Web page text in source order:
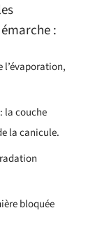
:
: la couche
la canicule.
bloquée